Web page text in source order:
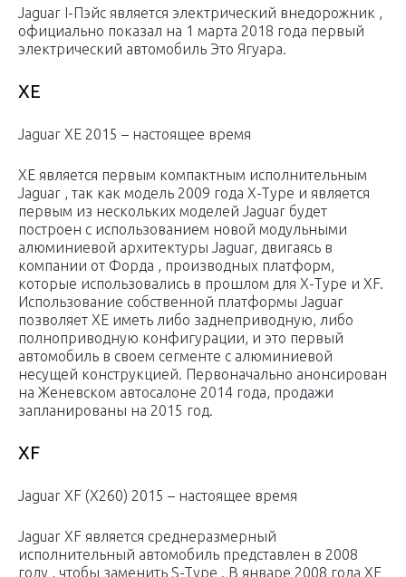
Jaguar I-Пэйс является электрический внедорожник ,
официально показал на 1 марта 2018 года первый
электрический автомобиль Это Ягуара.
XE
Jaguar XE 2015 – настоящее время
XE является первым компактным исполнительным
Jaguar , так как модель 2009 года X-Type и является
первым из нескольких моделей Jaguar будет
построен с использованием новой модульными
алюминиевой архитектуры Jaguar, двигаясь в
компании от Форда , производных платформ,
которые использовались в прошлом для X-Type и XF.
Использование собственной платформы Jaguar
позволяет XE иметь либо заднеприводную, либо
полноприводную конфигурации, и это первый
автомобиль в своем сегменте с алюминиевой
несущей конструкцией. Первоначально анонсирован
на Женевском автосалоне 2014 года, продажи
запланированы на 2015 год.
XF
Jaguar XF (X260) 2015 – настоящее время
Jaguar XF является среднеразмерный
исполнительный автомобиль представлен в 2008
году , чтобы заменить S-Type . В январе 2008 года XF